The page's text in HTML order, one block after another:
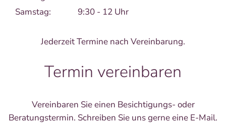
Samstag:
9:30 - 12 Uhr
Jederzeit Termine nach Vereinbarung.
Termin vereinbaren
Vereinbaren Sie einen Besichtigungs- oder
Beratungstermin. Schreiben Sie uns gerne eine E-Mail.